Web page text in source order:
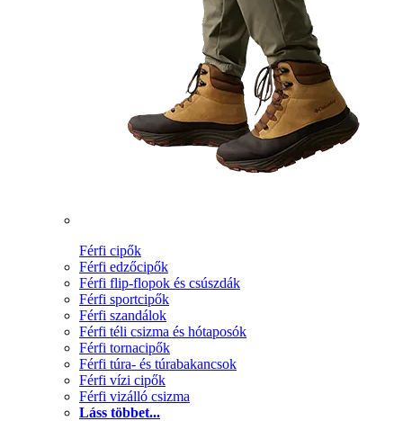
Férfi cipők
Férfi edzőcipők
Férfi flip-flopok és csúszdák
Férfi sportcipők
Férfi szandálok
Férfi téli csizma és hótaposók
Férfi tornacipők
Férfi túra- és túrabakancsok
Férfi vízi cipők
Férfi vizálló csizma
Láss többet...